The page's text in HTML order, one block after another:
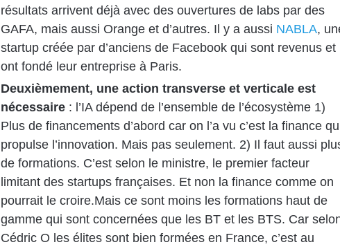
résultats arrivent déjà avec des ouvertures de labs par des
GAFA, mais aussi Orange et d’autres. Il y a aussi NABLA,
startup créée par d’anciens de Facebook qui sont revenus et
ont fondé leur entreprise à Paris.
Deuxièmement, une action transverse et verticale est
nécessaire: l’IA dépend de l’ensemble de l’écosystème 1)
Plus de financements d’abord car on l’a vu c’est la finance
propulse l’innovation. Mais pas seulement. 2) Il faut aussi
de formations. C’est selon le ministre, le premier facteur
limitant des startups françaises. Et non la finance comme on
pourrait le croire.Mais ce sont moins les formations haut de
gamme qui sont concernées que les BT et les BTS. Car
Cédric O les élites sont bien formées en France, c’est au